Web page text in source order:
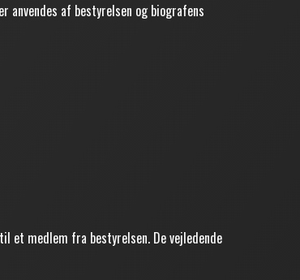
anvendes af bestyrelsen og biografens
medlem fra bestyrelsen. De vejledende